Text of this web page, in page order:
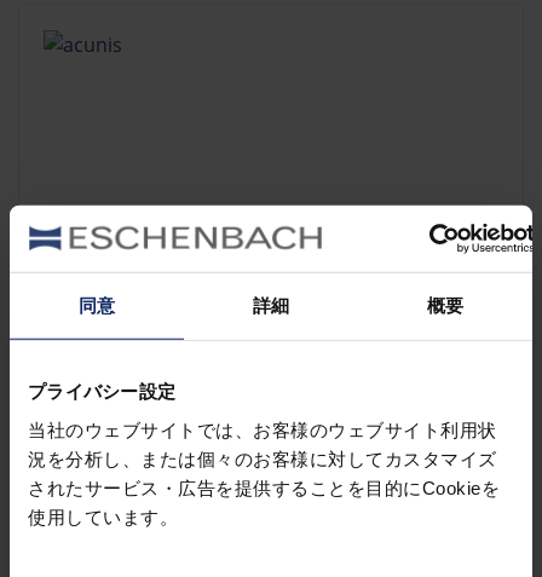
同意 詳細 概要
プライバシー設定
当社のウェブサイトでは、お客様のウェブサイト利用状
況を分析し、または個々のお客様に対してカスタマイズ
されたサービス・広告を提供することを目的にCookieを
使用しています。
製品について